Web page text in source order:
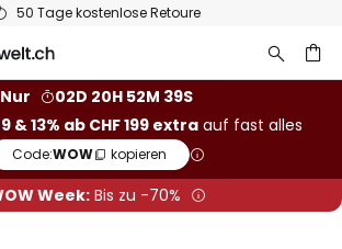
50 Tage kostenlose Retoure
Nur
02D 20H 52M 38S
& 13% ab CHF 199 extra auf fast alles
Code:WOW kopieren
Week:Bis zu -70%